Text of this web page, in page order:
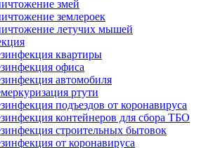
змей
землероек
летучих мышей
квартиры
офиса
автомобиля
ртути
подъездов от коронавируса
контейнеров для сбора ТБО
строительных бытовок
от коронавируса